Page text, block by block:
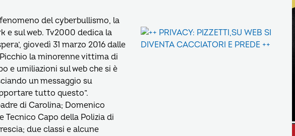
del cyberbullismo, la
e sul web. Tv2000 dedica la
giovedì 31 marzo 2016 dalle
la minorenne vittima di
e umiliazioni sul web che si è
un messaggio su
tutto questo”.
di Carolina; Domenico
Capo della Polizia di
due classi e alcune